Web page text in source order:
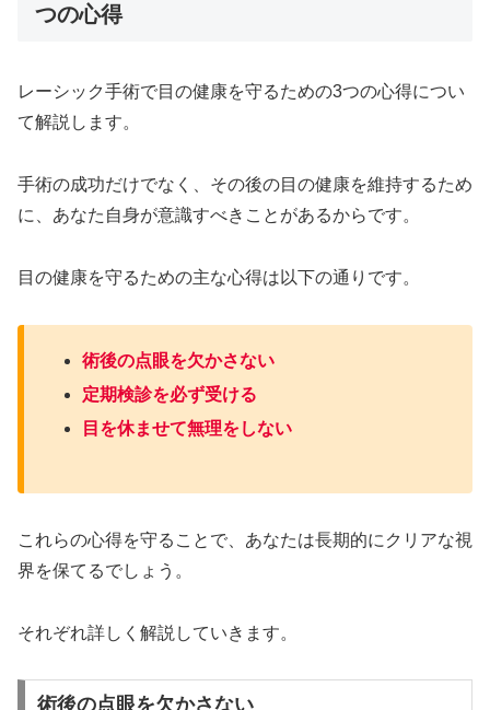
つの心得
レーシック手術で目の健康を守るための3つの心得につい
て解説します。
手術の成功だけでなく、その後の目の健康を維持するため
に、あなた自身が意識すべきことがあるからです。
目の健康を守るための主な心得は以下の通りです。
術後の点眼を欠かさない
定期検診を必ず受ける
目を休ませて無理をしない
これらの心得を守ることで、あなたは長期的にクリアな視
界を保てるでしょう。
それぞれ詳しく解説していきます。
術後の点眼を欠かさない